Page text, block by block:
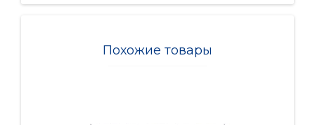
Похожие товары